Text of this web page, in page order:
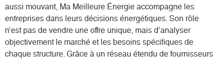
aussi mouvant, Ma Meilleure Énergie accompagne les
entreprises dans leurs décisions énergétiques. Son rôle
n’est pas de vendre une offre unique, mais d’analyser
objectivement le marché et les besoins spécifiques de
chaque structure. Grâce à un réseau étendu de fournisseurs